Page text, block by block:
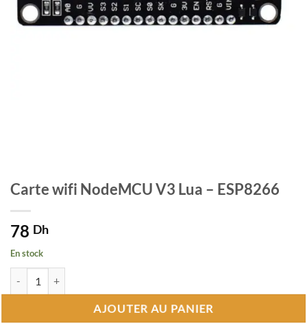
Carte wifi NodeMCU V3 Lua – ESP8266
78 Dh
En stock
quantité de Carte wifi NodeMCU V3 Lua - ESP8266
AJOUTER AU PANIER